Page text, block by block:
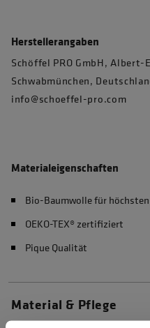
Herstellerangaben
Schöffel PRO GmbH,
Schwabmünchen,
info@schoeffel-pro.com
Materialeigenschaften
Bio-Baumwolle für
OEKO-TEX® zertifiziert
Pique Qualität
Material & Pflege